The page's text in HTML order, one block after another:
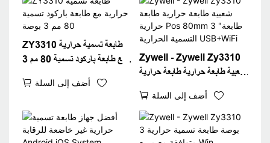
ZY3310 طابعة تسمية حرارية
مع طابعة باركود تسمية 80 مم 3
أضف إلى السلة
Zywell - Zywell Zy3310
شعبية طابعة حرارية طابعة حرارية
الحرارية USB+WiFi
أضف إلى السلة